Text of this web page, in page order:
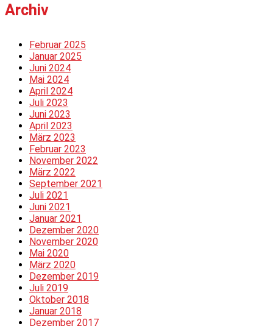
Archiv
Februar 2025
Januar 2025
Juni 2024
Mai 2024
April 2024
Juli 2023
Juni 2023
April 2023
März 2023
Februar 2023
November 2022
März 2022
September 2021
Juli 2021
Juni 2021
Januar 2021
Dezember 2020
November 2020
Mai 2020
März 2020
Dezember 2019
Juli 2019
Oktober 2018
Januar 2018
Dezember 2017